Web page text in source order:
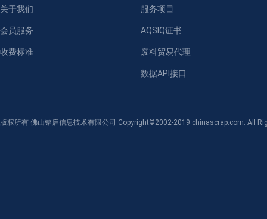
关于我们
会员服务
收费标准
服务项目
AQSIQ证书
废料贸易代理
数据API接口
版权所有 佛山铭启信息技术有限公司 Copyright©2002-2019 chinascrap.com. All